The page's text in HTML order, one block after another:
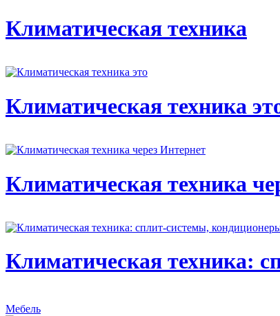
Климатическая техника
Климатическая техника
Климатическая техника
Климатическая техника:
Мебель